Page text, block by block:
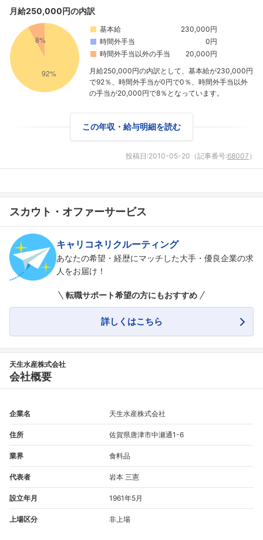
フォローしました
こちらの企業もフォローしませんか？
月給250,000円の内訳
基本給
230,000円
時間外手当
0円
時間外手当以外の手当
20,000円
月給250,000円の内訳として、基本給が230,000円
で92％、時間外手当が0円で0％、時間外手当以外
の手当が20,000円で8％となっています。
この年収・給与明細を読む
投稿日:2010-05-20 （記事番号:68007 ）
スカウト・オファーサービス
キャリコネリクルーティング
あなたの希望・経歴にマッチした大手・優良企業の求
人をお届け！
転職サポート希望の方にもおすすめ
詳しくはこちら
天生水産株式会社
会社概要
企業名 天生水産株式会社
住所 佐賀県唐津市中瀬通1-6
業界 食料品
代表者 岩本 三憲
設立年月 1961年5月
上場区分 非上場